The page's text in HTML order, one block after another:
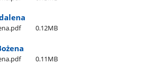
0.12MB
0.11MB